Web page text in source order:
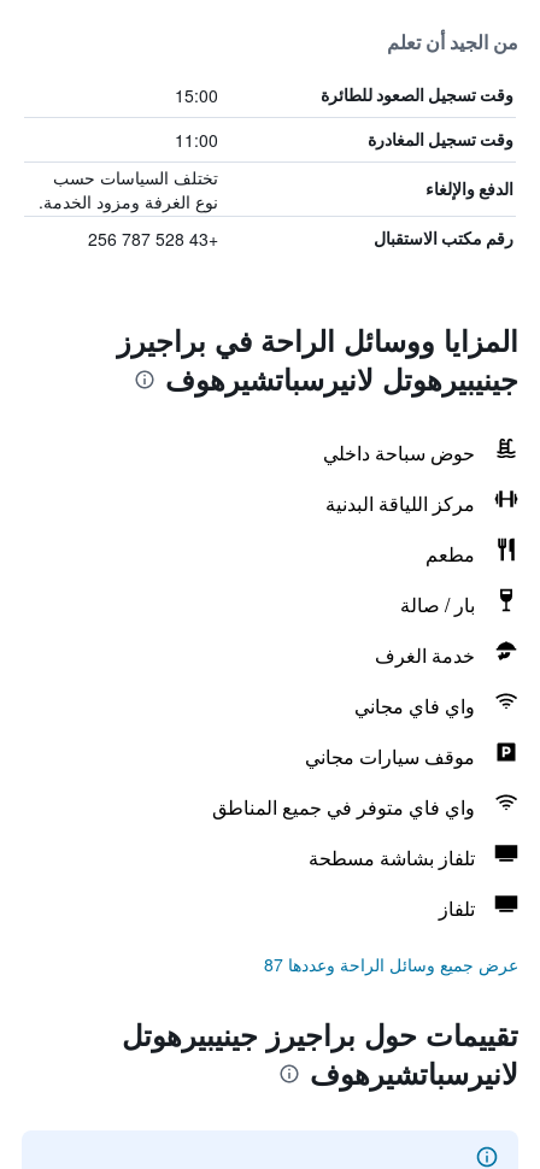
من الجيد أن تعلم
وقت تسجيل الصعود للطائرة 15:00
وقت تسجيل المغادرة 11:00
الدفع والإلغاء
تختلف السياسات حسب
نوع الغرفة ومزود الخدمة.
رقم مكتب الاستقبال +43 528 787 256
المزايا ووسائل الراحة في براجيرز
جينيبيرهوتل لانيرسباتشيرهوف
حوض سباحة داخلي
مركز اللياقة البدنية
مطعم
بار / صالة
خدمة الغرف
واي فاي مجاني
موقف سيارات مجاني
واي فاي متوفر في جميع المناطق
تلفاز بشاشة مسطحة
تلفاز
عرض جميع وسائل الراحة وعددها 87
تقييمات حول براجيرز جينيبيرهوتل
لانيرسباتشيرهوف